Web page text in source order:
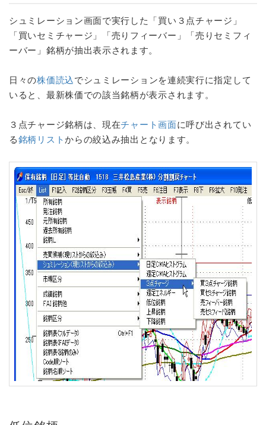
シュミレーション画面で実行した「買い３点チャージ」
「買いセミチャージ」「売りフィーバー」「売りセミフィ
ーバー」銘柄が抽出表示されます。
日々の株価読込でシュミレーションを連続実行に指定して
いると、最新株価での該当銘柄が表示されます。
３点チャージ銘柄は、現在チャート画面に呼び出されてい
る銘柄リストからの絞込み抽出となります。